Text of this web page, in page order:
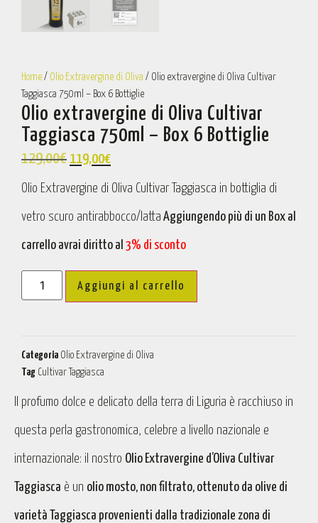
Home / Olio Extravergine di Oliva / Olio extravergine di Oliva Cultivar
Taggiasca 750ml – Box 6 Bottiglie
Olio extravergine di Oliva Cultivar
Taggiasca 750ml – Box 6 Bottiglie
129,00€ 119,00€
Olio Extravergine di Oliva Cultivar Taggiasca in bottiglia di
vetro scuro antirabbocco/latta Aggiungendo più di un Box al
carrello avrai diritto al 3% di sconto
Aggiungi al carrello
Categoria Olio Extravergine di Oliva
Tag Cultivar Taggiasca
Il profumo dolce e delicato della terra di Liguria è racchiuso in
questa perla gastronomica, celebre a livello nazionale e
internazionale: il nostro Olio Extravergine d’Oliva Cultivar
Taggiasca è un olio mosto, non filtrato, ottenuto da olive di
varietà Taggiasca provenienti dalla tradizionale zona di